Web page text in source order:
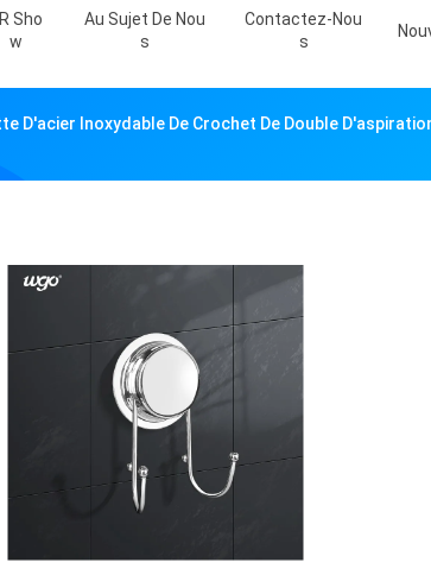
Sho
W
Au Sujet De Nou
S
Contactez-Nou
S
D'acier Inoxydable De Crochet De Double